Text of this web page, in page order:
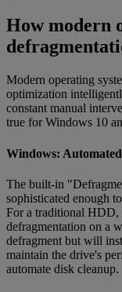
How modern
Modern operating
optimization
constant manual
true for Windows 10
Windows:
The built-in
sophisticated enough
For a traditional HDD,
defragmentation on a
defragment but will
maintain the drive's
automate disk cleanup.